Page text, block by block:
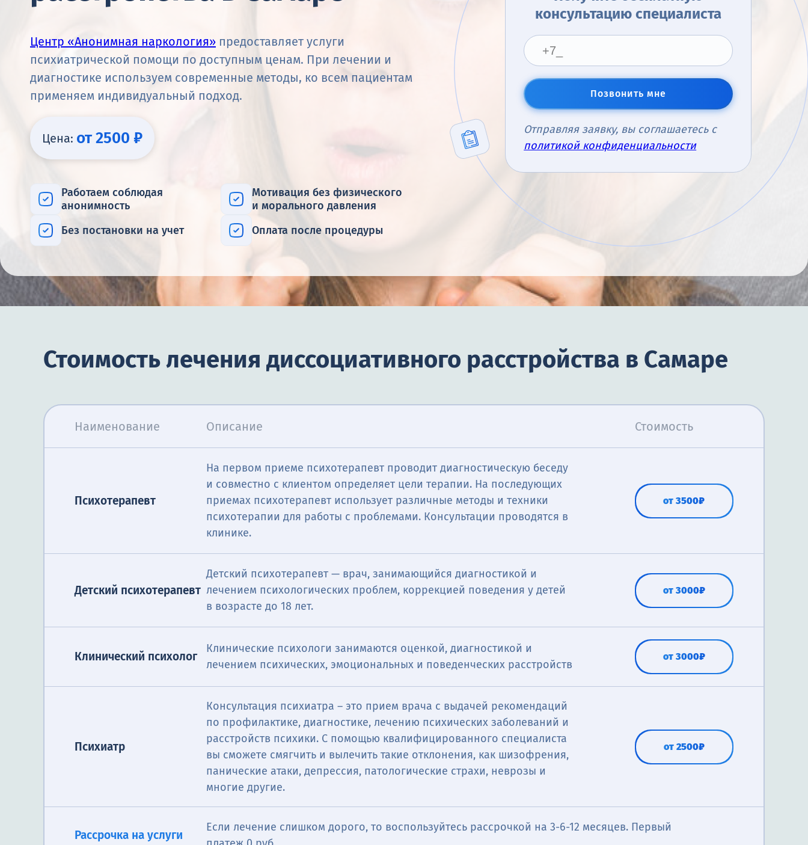
Центр «Анонимная наркология» предоставляет услуги
психиатрической помощи по доступным ценам. При лечении и
диагностике используем современные методы, ко всем пациентам
применяем индивидуальный подход.
Цена: от 2500 ₽
Работаем соблюдая
анонимность
Мотивация без физического
и морального давления
Без постановки на учет
Оплата после процедуры
консультацию специалиста
Позвонить мне
Отправляя заявку, вы соглашаетесь с
политикой конфиденциальности
Стоимость лечения диссоциативного расстройства в Самаре
Наименование Описание Стоимость
Психотерапевт
На первом приеме психотерапевт проводит диагностическую беседу
и совместно с клиентом определяет цели терапии. На последующих
приемах психотерапевт использует различные методы и техники
психотерапии для работы с проблемами. Консультации проводятся в
клинике.
от 3500₽
Детский психотерапевт
Детский психотерапевт — врач, занимающийся диагностикой и
лечением психологических проблем, коррекцией поведения у детей
в возрасте до 18 лет.
от 3000₽
Клинический психолог
Клинические психологи занимаются оценкой, диагностикой и
лечением психических, эмоциональных и поведенческих расстройств
от 3000₽
Психиатр
Консультация психиатра ― это прием врача с выдачей рекомендаций
по профилактике, диагностике, лечению психических заболеваний и
расстройств психики. С помощью квалифицированного специалиста
вы сможете смягчить и вылечить такие отклонения, как шизофрения,
панические атаки, депрессия, патологические страхи, неврозы и
многие другие.
от 2500₽
Рассрочка на услуги
Если лечение слишком дорого, то воспользуйтесь рассрочкой на 3-6-12 месяцев. Первый